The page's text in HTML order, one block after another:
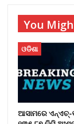
You
ଓଡିଶା
ଆସାମରେ ଏନ୍ଏଚ୍-